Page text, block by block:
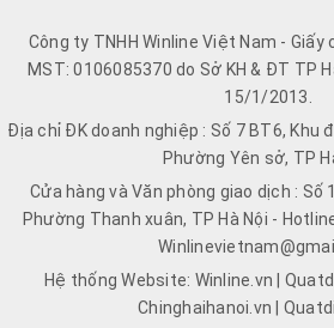
Công ty TNHH Winline Việt Nam - Giấy
MST: 0106085370 do Sở KH & ĐT TP
15/1/2013.
Địa chỉ ĐK doanh nghiệp : Số 7 BT6, Khu
Phường Yên sở, TP
Cửa hàng và Văn phòng giao dịch : Số
Phường Thanh xuân, TP Hà Nội -
Hệ thống Website: Winline.vn |
Chinghaihanoi.vn |